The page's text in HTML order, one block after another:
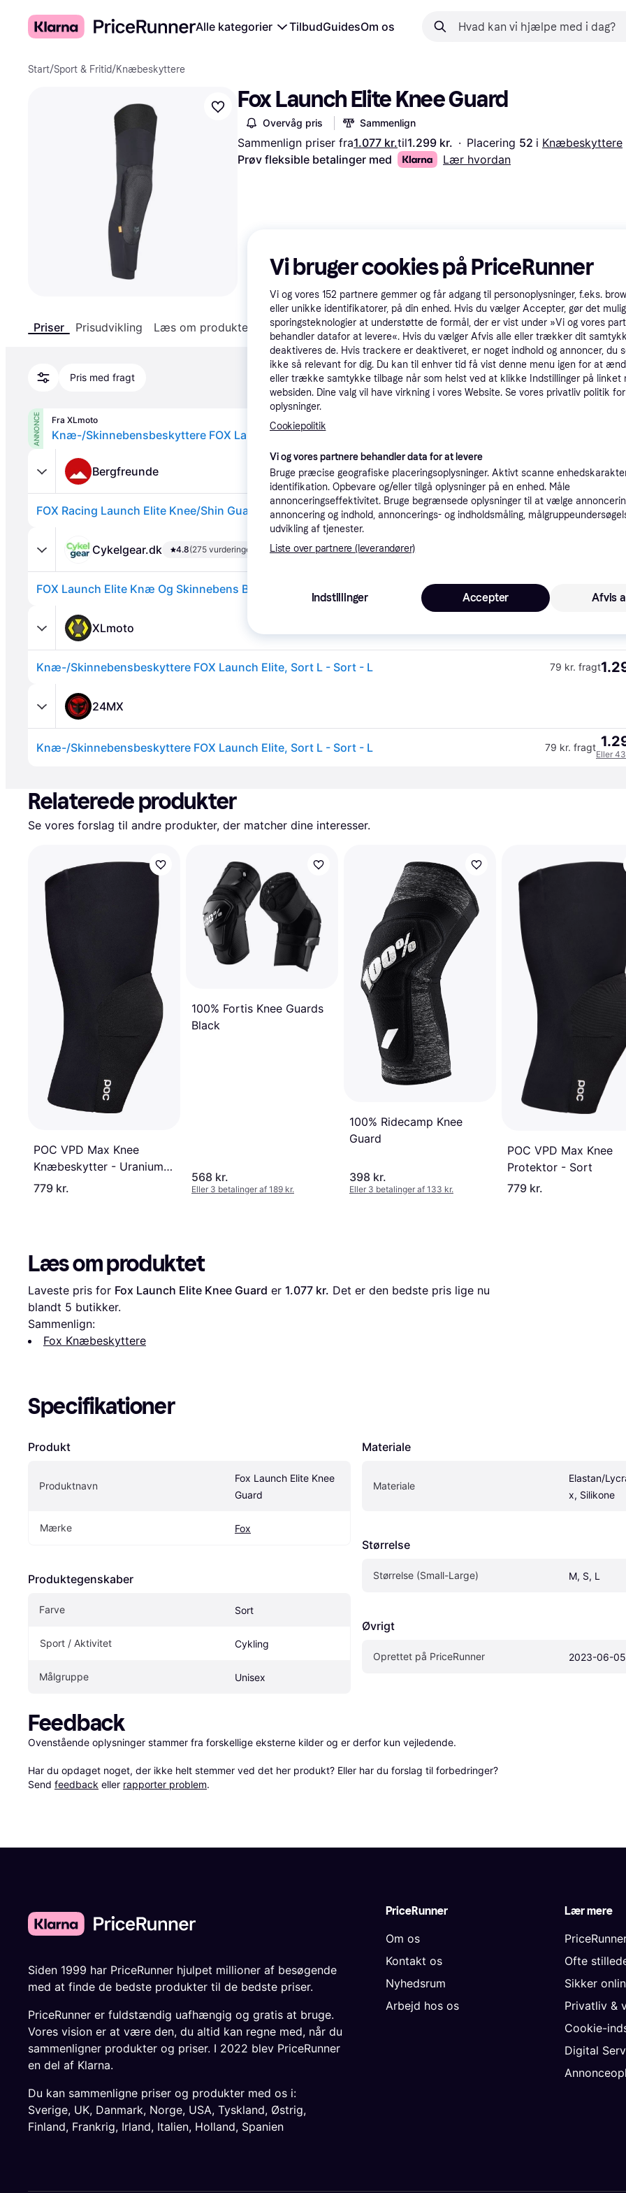
Alle kategorier TilbudGuidesOm os
Start/Sport & Fritid/Knæbeskyttere
Fox Launch Elite Knee Guard
Overvåg pris Sammenlign
Sammenlign priser fra1.077 kr.til1.299 kr. · Placering 52 i Knæbeskyttere
Prøv fleksible betalinger med
Lær hvordan
Priser Prisudvikling Læs om produktet Specifikationer
Pris med fragt
ANNONCE Fra XLmoto
Knæ-/Skinnebensbeskyttere FOX Launch Elite, Sort L - Sort - L
Bergfreunde
FOX Racing Launch Elite Knee/Shin Guard Protektor Herrer størrelse L farve grå Laveste pris·Fri fragt,4-6 dage
Cykelgear.dk 4.8(275 vurderinger)
Fri fragt
XLmoto
Knæ-/Skinnebensbeskyttere FOX Launch Elite, Sort L - Sort - L 79 kr. fragt
24MX
Knæ-/Skinnebensbeskyttere FOX Launch Elite, Sort L - Sort - L 79 kr. fragt
Eller
Relaterede produkter
Se vores forslag til andre produkter, der matcher dine interesser.
POC VPD Max Knee
Knæbeskytter - Uranium
Black
779 kr.
100% Fortis Knee Guards
Black
568 kr.
Eller 3 betalinger af 189 kr.
100% Ridecamp Knee
Guard
398 kr.
Eller 3 betalinger af 133 kr.
POC VPD Max Knee
Protektor - Sort
779 kr.
Læs om produktet
Laveste pris for Fox Launch Elite Knee Guard er 1.077 kr. Det er den bedste pris lige nu
blandt 5 butikker.
Sammenlign:
Fox Knæbeskyttere
Specifikationer
Produkt
Produktnavn
Fox Launch Elite Knee
Guard
Mærke Fox
Produktegenskaber
Farve Sort
Sport / Aktivitet Cykling
Målgruppe Unisex
Materiale
Materiale
Elastan/
x, Silikone
Størrelse
Størrelse (Small-Large) M, S, L
Øvrigt
Oprettet på PriceRunner 2023-06-05
Feedback
Ovenstående oplysninger stammer fra forskellige eksterne kilder og er derfor kun vejledende.
Har du opdaget noget, der ikke helt stemmer ved det her produkt? Eller har du forslag til forbedringer?
Send feedback eller rapporter problem.
PriceRunner
Om os
Kontakt os
Nyhedsrum
Arbejd hos os
Lær mere
Ofte
Sikker
Privatliv &
Cookie-
Digital
Siden 1999 har PriceRunner hjulpet millioner af besøgende
med at finde de bedste produkter til de bedste priser.
PriceRunner er fuldstændig uafhængig og gratis at bruge.
Vores vision er at være den, du altid kan regne med, når du
sammenligner produkter og priser. I 2022 blev PriceRunner
en del af Klarna.
Du kan sammenligne priser og produkter med os i:
Sverige, UK, Danmark, Norge, USA, Tyskland, Østrig,
Finland, Frankrig, Irland, Italien, Holland, Spanien
Vi bruger cookies på PriceRunner
Vi og vores 152 partnere gemmer og får adgang til personoplysninger, f.eks.
eller unikke identifikatorer, på din enhed. Hvis du vælger Accepter, gør det
sporingsteknologier at understøtte de formål, der er vist under »Vi og vores
behandler datafor at levere«. Hvis du vælger Afvis alle eller trækker dit
deaktiveres de. Hvis trackere er deaktiveret, er noget indhold og annoncer, du
ikke så relevant for dig. Du kan til enhver tid få vist denne menu igen for at
eller trække samtykke tilbage når som helst ved at klikke Indstillinger på linket
websiden. Dine valg vil have virkning i vores Website. Se vores privatliv politik
oplysninger.
Cookiepolitik
Vi og vores partnere behandler data for at levere
Bruge præcise geografiske placeringsoplysninger. Aktivt scanne
identifikation. Opbevare og/eller tilgå oplysninger på en enhed. Måle
annonceringseffektivitet. Bruge begrænsede oplysninger til at vælge
annoncering og indhold, annoncerings- og indholdsmåling,
udvikling af tjenester.
Liste over partnere (leverandører)
Indstillinger Afvis
Accepter